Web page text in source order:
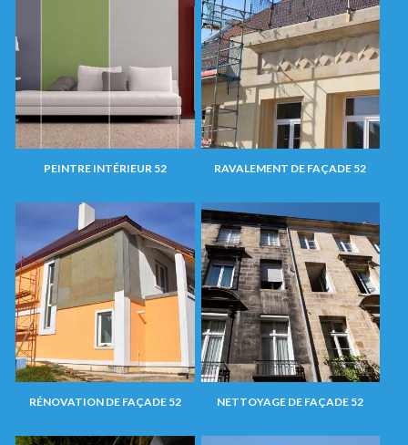
PEINTRE INTÉRIEUR 52 RAVALEMENT DE FAÇADE 52
RÉNOVATION DE FAÇADE 52 NETTOYAGE DE FAÇADE 52